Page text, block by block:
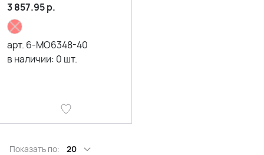
3 857.95р.
арт. 6-MO6348-40
в наличии: 0 шт.
Показать по: 20